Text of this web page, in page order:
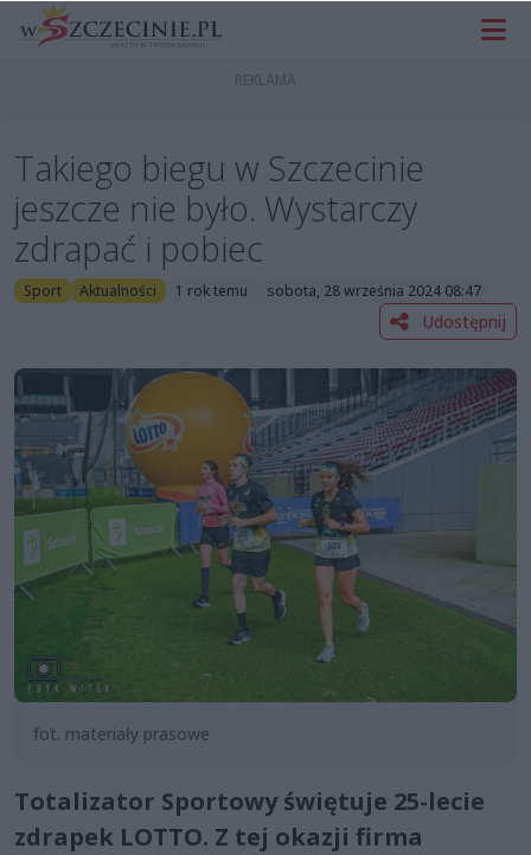
Takiego biegu w Szczecinie
jeszcze nie było. Wystarczy
zdrapać i pobiec
Sport Aktualności 1 rok temu sobota, 28 września 2024 08:47
Udostępnij
fot. materiały prasowe
Totalizator Sportowy świętuje 25-lecie
zdrapek LOTTO. Z tej okazji firma